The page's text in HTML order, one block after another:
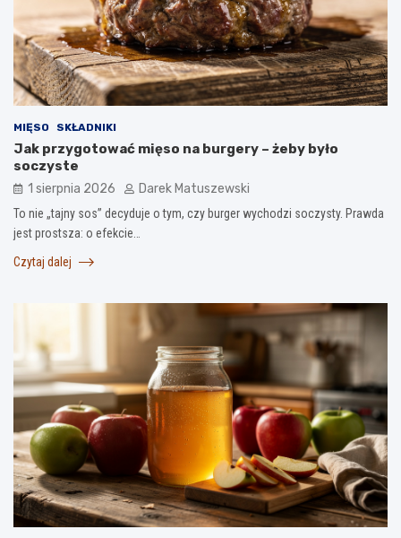
MIĘSO SKŁADNIKI
Jak przygotować mięso na burgery – żeby było
soczyste
1 sierpnia 2026 Darek Matuszewski
To nie „tajny sos” decyduje o tym, czy burger wychodzi soczysty. Prawda
jest prostsza: o efekcie…
Czytaj dalej